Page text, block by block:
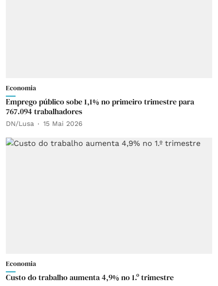
Economia
Emprego público sobe 1,1% no primeiro trimestre para
767.094 trabalhadores
DN/Lusa 15 Mai 2026
Economia
Custo do trabalho aumenta 4,9% no 1.º trimestre